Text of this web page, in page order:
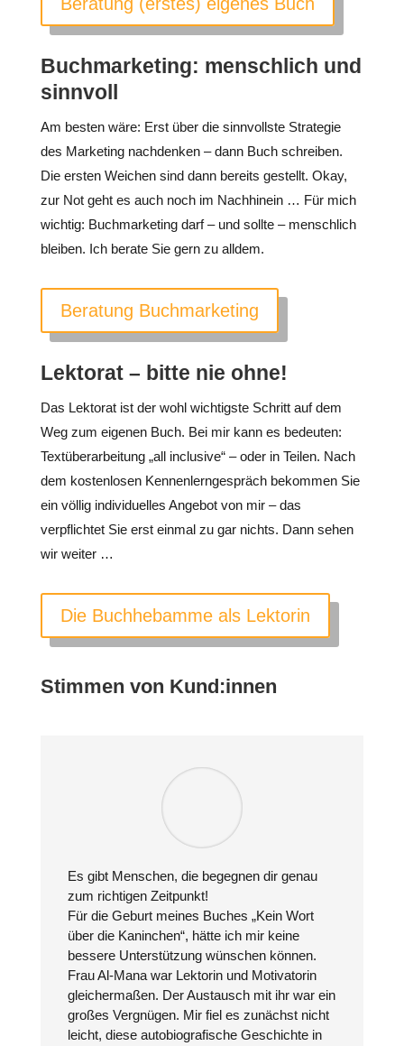
Buchmarketing: menschlich und
sinnvoll
Am besten wäre: Erst über die sinnvollste Strategie
des Marketing nachdenken – dann Buch schreiben.
Die ersten Weichen sind dann bereits gestellt. Okay,
zur Not geht es auch noch im Nachhinein … Für mich
wichtig: Buchmarketing darf – und sollte – menschlich
bleiben. Ich berate Sie gern zu alldem.
Beratung Buchmarketing
Lektorat – bitte nie ohne!
Das Lektorat ist der wohl wichtigste Schritt auf dem
Weg zum eigenen Buch. Bei mir kann es bedeuten:
Textüberarbeitung „all inclusive“ – oder in Teilen. Nach
dem kostenlosen Kennenlerngespräch bekommen Sie
ein völlig individuelles Angebot von mir – das
verpflichtet Sie erst einmal zu gar nichts. Dann sehen
wir weiter …
Die Buchhebamme als Lektorin
Stimmen von Kund:innen
Es gibt Menschen, die begegnen dir genau
zum richtigen Zeitpunkt!
Für die Geburt meines Buches „Kein Wort
über die Kaninchen“, hätte ich mir keine
bessere Unterstützung wünschen können.
Frau Al-Mana war Lektorin und Motivatorin
gleichermaßen. Der Austausch mit ihr war ein
großes Vergnügen. Mir fiel es zunächst nicht
leicht, diese autobiografische Geschichte in